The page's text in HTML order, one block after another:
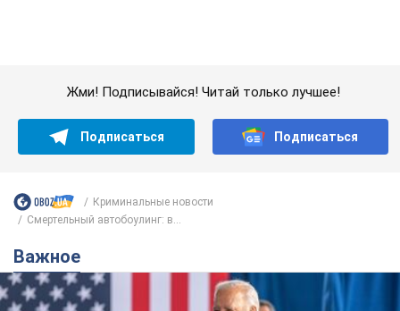
Жми! Подписывайся! Читай только лучшее!
Подписаться Подписаться
Криминальные новости
Смертельный автобоулинг: в...
Важное